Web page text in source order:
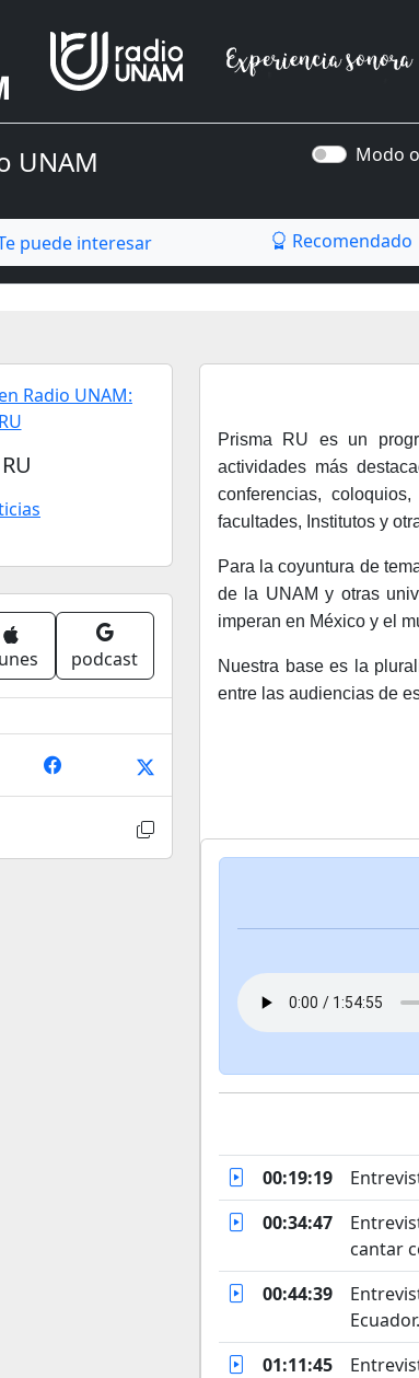
UNAM Modo
puede interesar Recomendado
podcast
Prisma RU es un
actividades más
conferencias,
facultades, Institutos y
Para la coyuntura de
de la UNAM y otras
imperan en México y el
Nuestra base es la
entre las audiencias de
00:19:19
00:34:47
cantar
00:44:39
Ecuador.
01:11:45